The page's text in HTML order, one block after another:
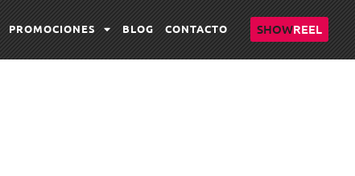
PROMOCIONES BLOG CONTACTO SHOWREEL